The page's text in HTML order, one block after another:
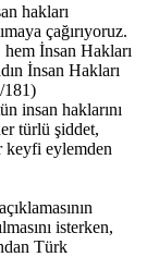
hakları
çağırıyoruz.
hem İnsan Hakları
İnsan Hakları
181)
insan haklarını
türlü şiddet,
keyfi eylemden
isterken,
Türk